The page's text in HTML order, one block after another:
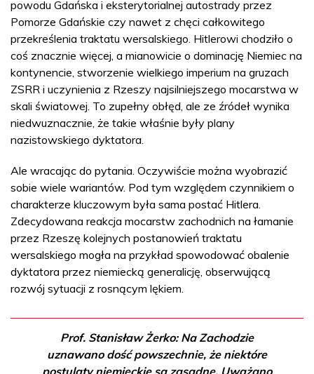
powodu Gdańska i eksterytorialnej autostrady przez
Pomorze Gdańskie czy nawet z chęci całkowitego
przekreślenia traktatu wersalskiego. Hitlerowi chodziło o
coś znacznie więcej, a mianowicie o dominację Niemiec na
kontynencie, stworzenie wielkiego imperium na gruzach
ZSRR i uczynienia z Rzeszy najsilniejszego mocarstwa w
skali światowej. To zupełny obłęd, ale ze źródeł wynika
niedwuznacznie, że takie właśnie były plany
nazistowskiego dyktatora.
Ale wracając do pytania. Oczywiście można wyobrazić
sobie wiele wariantów. Pod tym względem czynnikiem o
charakterze kluczowym była sama postać Hitlera.
Zdecydowana reakcja mocarstw zachodnich na łamanie
przez Rzeszę kolejnych postanowień traktatu
wersalskiego mogła na przykład spowodować obalenie
dyktatora przez niemiecką generalicję, obserwującą
rozwój sytuacji z rosnącym lękiem.
Prof. Stanisław Żerko: Na Zachodzie
uznawano dość powszechnie, że niektóre
postulaty niemieckie są zasadne. Uważano